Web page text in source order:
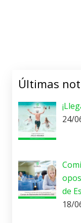
Últimas
24/
de
18/